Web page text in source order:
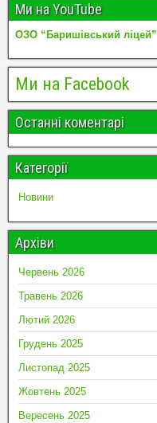
Ми на YouTube
ОЗО “Баришівський ліцей”
Ми на Facebook
Останні коментарі
Категорії
Новини
Архіви
Червень 2026
Травень 2026
Лютий 2026
Грудень 2025
Листопад 2025
Жовтень 2025
Вересень 2025